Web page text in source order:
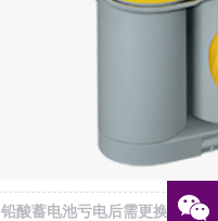
铅酸蓄电池亏电后需更换电池的